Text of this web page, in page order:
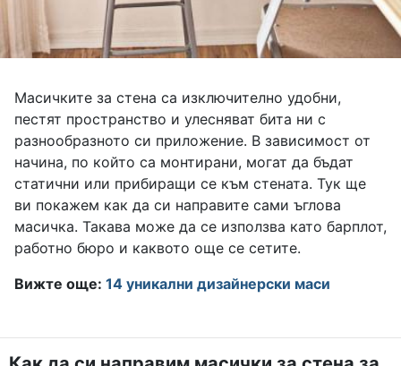
Масичките за стена са изключително удобни,
пестят пространство и улесняват бита ни с
разнообразното си приложение. В зависимост от
начина, по който са монтирани, могат да бъдат
статични или прибиращи се към стената. Тук ще
ви покажем как да си направите сами ъглова
масичка. Такава може да се използва като барплот,
работно бюро и каквото още се сетите.
Вижте още: 14 уникални дизайнерски маси